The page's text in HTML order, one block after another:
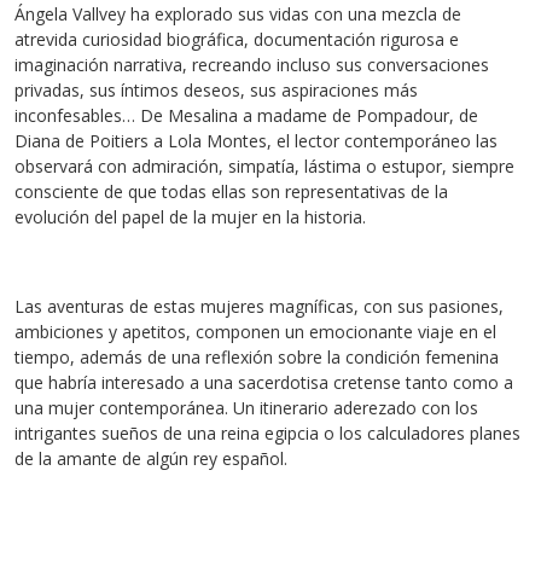
Ángela Vallvey ha explorado sus vidas con una mezcla de
atrevida curiosidad biográfica, documentación rigurosa e
imaginación narrativa, recreando incluso sus conversaciones
privadas, sus íntimos deseos, sus aspiraciones más
inconfesables… De Mesalina a madame de Pompadour, de
Diana de Poitiers a Lola Montes, el lector contemporáneo las
observará con admiración, simpatía, lástima o estupor, siempre
consciente de que todas ellas son representativas de la
evolución del papel de la mujer en la historia.
Las aventuras de estas mujeres magníficas, con sus pasiones,
ambiciones y apetitos, componen un emocionante viaje en el
tiempo, además de una reflexión sobre la condición femenina
que habría interesado a una sacerdotisa cretense tanto como a
una mujer contemporánea. Un itinerario aderezado con los
intrigantes sueños de una reina egipcia o los calculadores planes
de la amante de algún rey español.